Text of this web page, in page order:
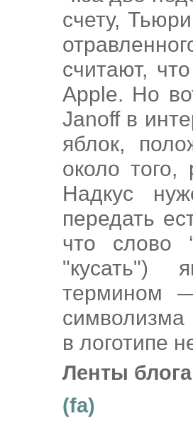
счету,
считают,
Apple. Но
Janoff в
яблок,
около того,
Надкус
передать
что слово
"кусать")
термином
символизма
в логотипе
Ленты
(fa)